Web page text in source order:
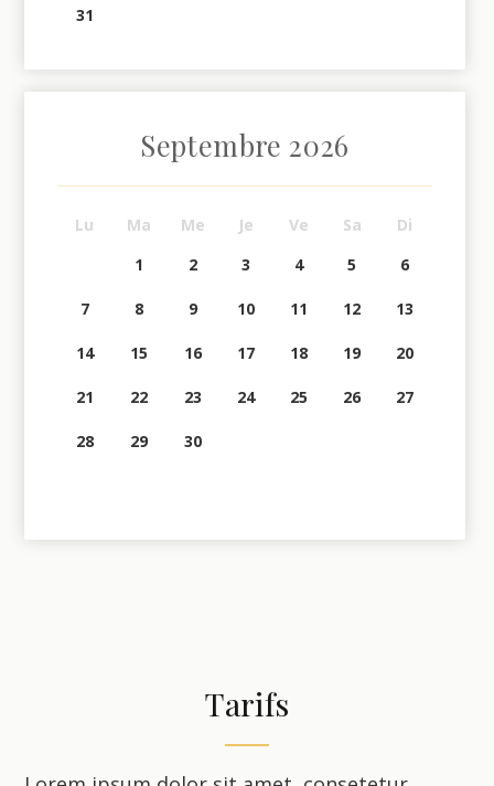
31
Septembre 2026
Lu Ma Me Je Ve Sa
Di
1
2 3 4 5 6
7 8 9 10 11 12 13
14 15 16 17 18 19 20
21 22 23 24 25 26 27
28 29 30
Tarifs